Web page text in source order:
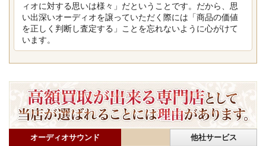
ィオに対する思いは様々」だということです。だから、思
い出深いオーディオを譲っていただく際には「商品の価値
を正しく判断し査定する」ことを忘れないように心がけて
います。
オーディオサウンド 他社サービス